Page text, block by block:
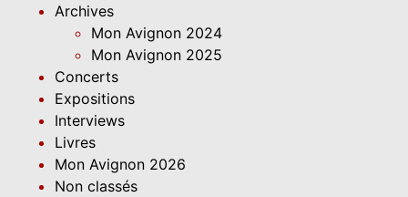
Archives
Mon Avignon 2024
Mon Avignon 2025
Concerts
Expositions
Interviews
Livres
Mon Avignon 2026
Non classés